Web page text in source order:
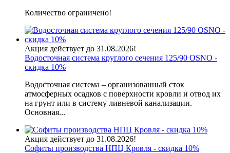
Количество ограничено!
Акция действует до 31.08.2026!
Водосточная система круглого сечения 125/90 OSNO -
скидка 10%
Водосточная система – организованный сток
атмосферных осадков с поверхности кровли и отвод их
на грунт или в систему ливневой канализации.
Основная...
Акция действует до 31.08.2026!
Софиты производства НПЦ Кровля - скидка 10%